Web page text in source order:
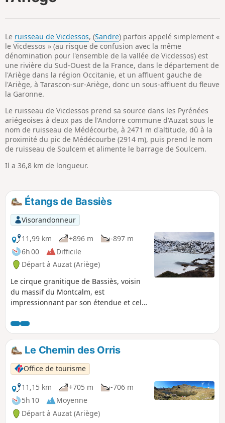
Le ruisseau de Vicdessos, (Sandre) parfois appelé simplement «
le Vicdessos » (au risque de confusion avec la même
dénomination pour l'ensemble de la vallée de Vicdessos) est
une rivière du Sud-Ouest de la France, dans le département de
l'Ariège dans la région Occitanie, et un affluent gauche de
l'Ariège, à Tarascon-sur-Ariège, donc un sous-affluent du fleuve
la Garonne.
Le ruisseau de Vicdessos prend sa source dans les Pyrénées
ariégeoises à deux pas de l'Andorre commune d'Auzat sous le
nom de ruisseau de Médécourbe, à 2471 m d'altitude, dû à la
proximité du pic de Médécourbe (2914 m), puis prend le nom
de ruisseau de Soulcem et alimente le barrage de Soulcem.
Il a 36,8 km de longueur.
Étangs de Bassiès
Visorandonneur
11,99 km
+896 m
-897 m
6h 00
Difficile
Départ à Auzat (Ariège)
Le cirque granitique de Bassiès, voisin
du massif du Montcalm, est
impressionnant par son étendue et celle
du ruisseau de Bassiès très encaissé,
par un sentier confortable mais à fort
dénivelé, traverse une belle forêt avant
de déboucher sur un verrou rocheux
qui annonce le premier étang. La
descente s'effectue par l'autre rive et,
tout aussi pentue, emprunte un chemin
muletier empierré très bien entretenu.
Le Chemin des Orris
Office de tourisme
11,15 km
+705 m
-706 m
5h 10
Moyenne
Départ à Auzat (Ariège)